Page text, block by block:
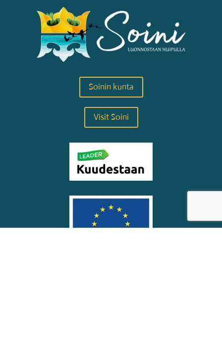
Soinin kunta
Visit Soini